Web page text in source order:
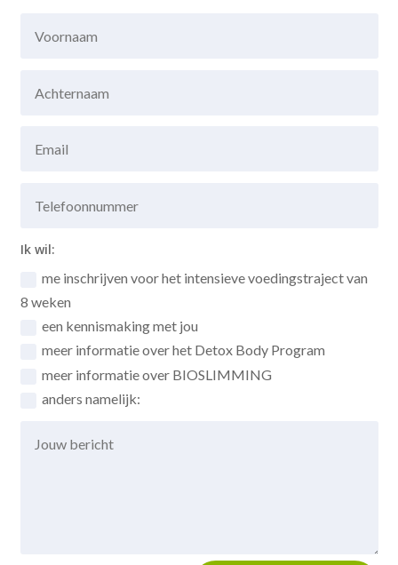
Ik wil:
me inschrijven voor het intensieve voedingstraject van
8 weken
een kennismaking met jou
meer informatie over het Detox Body Program
meer informatie over BIOSLIMMING
anders namelijk: